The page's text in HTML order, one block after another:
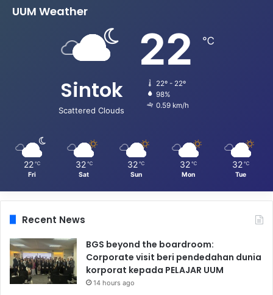
UUM Weather
Sintok
Scattered Clouds
22 ℃
22º - 22º
98%
0.59 km/h
22 ℃
Fri
32 ℃
Sat
32 ℃
Sun
32 ℃
Mon
32 ℃
Tue
Recent News
BGS beyond the boardroom:
Corporate visit beri pendedahan dunia
korporat kepada PELAJAR UUM
14 hours ago